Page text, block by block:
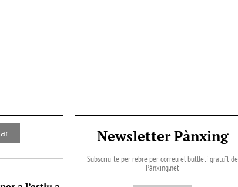
Newsletter Pànxing
Subscriu-te per rebre per correu el butlletí gratuït de
Pànxing.net​